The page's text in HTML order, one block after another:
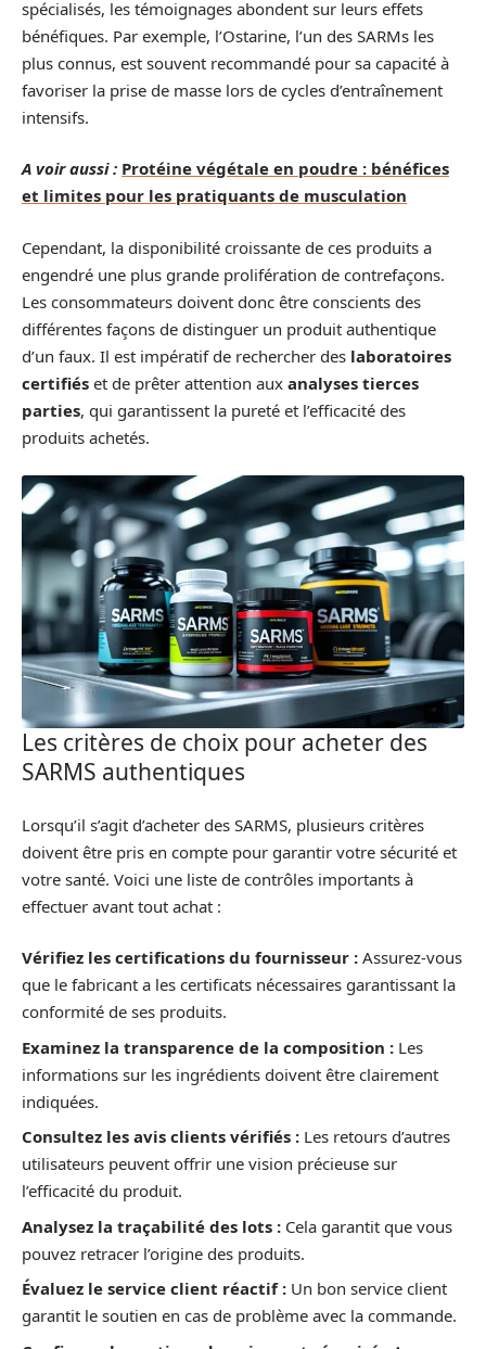
spécialisés, les témoignages abondent sur leurs effets
bénéfiques. Par exemple, l’Ostarine, l’un des SARMs les
plus connus, est souvent recommandé pour sa capacité à
favoriser la prise de masse lors de cycles d’entraînement
intensifs.
A voir aussi : Protéine végétale en poudre : bénéfices
et limites pour les pratiquants de musculation
Cependant, la disponibilité croissante de ces produits a
engendré une plus grande prolifération de contrefaçons.
Les consommateurs doivent donc être conscients des
différentes façons de distinguer un produit authentique
d’un faux. Il est impératif de rechercher des laboratoires
certifiés et de prêter attention aux analyses tierces
parties, qui garantissent la pureté et l’efficacité des
produits achetés.
Les critères de choix pour acheter des
SARMS authentiques
Lorsqu’il s’agit d’acheter des SARMS, plusieurs critères
doivent être pris en compte pour garantir votre sécurité et
votre santé. Voici une liste de contrôles importants à
effectuer avant tout achat :
Vérifiez les certifications du fournisseur : Assurez-vous
que le fabricant a les certificats nécessaires garantissant la
conformité de ses produits.
Examinez la transparence de la composition : Les
informations sur les ingrédients doivent être clairement
indiquées.
Consultez les avis clients vérifiés : Les retours d’autres
utilisateurs peuvent offrir une vision précieuse sur
l’efficacité du produit.
Analysez la traçabilité des lots : Cela garantit que vous
pouvez retracer l’origine des produits.
Évaluez le service client réactif : Un bon service client
garantit le soutien en cas de problème avec la commande.